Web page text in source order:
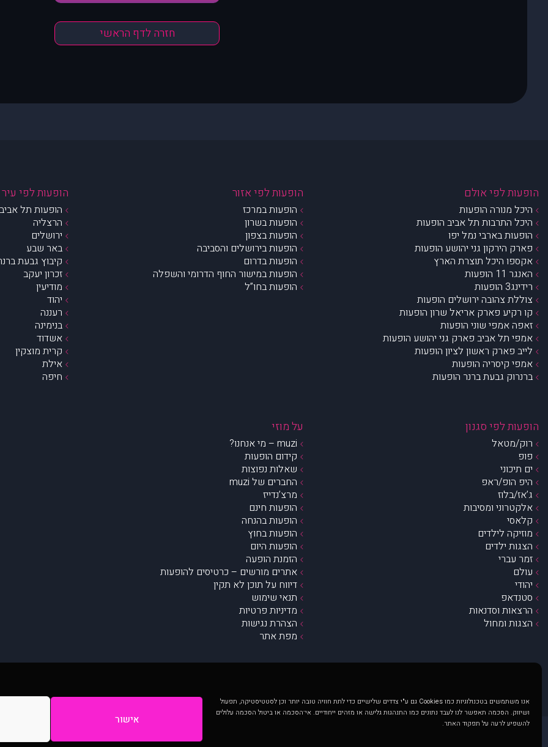
אנו משתמשים בטכנולוגיות כמו Cookies גם ע"י צדדים שלישיים כדי לתת חוויה טובה יותר וכן לסטטיסטיקה, תפעול
ושיווק. הסכמה תאפשר לנו לעבד נתונים כמו התנהגות גלישה או מזהים ייחודיים. אי־הסכמה או ביטול הסכמה עלולים
להשפיע לרעה על תפקוד האתר.
אישור
חזרה לדף הראשי
הופעות לפי אולם
היכל מנורה הופעות
היכל התרבות תל אביב הופעות
הופעות בארבי נמל יפו
פארק הירקון גני יהושע הופעות
אקספו היכל תוצרת הארץ
האנגר 11 הופעות
רידינג3 הופעות
צוללת צהובה ירושלים הופעות
קו רקיע פארק אריאל שרון הופעות
זאפה אמפי שוני הופעות
אמפי תל אביב פארק גני יהושע הופעות
לייב פארק ראשון לציון הופעות
אמפי קיסריה הופעות
ברנרוק גבעת ברנר הופעות
הופעות לפי אזור
הופעות במרכז
הופעות בשרון
הופעות בצפון
הופעות בירושלים והסביבה
הופעות בדרום
הופעות במישור החוף הדרומי והשפלה
הופעות בחו”ל
הופעות לפי עיר
הופעות תל
הרצליה
ירושלים
באר שבע
קיבוץ גבעת
זכרון יעקב
מודיעין
יהוד
רעננה
בנימינה
אשדוד
קרית מוצקין
אילת
חיפה
הופעות לפי סגנון
רוק/מטאל
פופ
ים תיכוני
היפ הופ/ראפ
ג’אז/בלוז
אלקטרוני ומסיבות
קלאסי
מוזיקה לילדים
הצגות ילדים
זמר עברי
עולם
יהודי
סטנדאפ
הרצאות וסדנאות
הצגות ומחול
על מוזי
muzi – מי אנחנו?
קידום הופעות
שאלות נפוצות
החברים של muzi
מרצ’נדייז
הופעות חינם
הופעות בהנחה
הופעות בחוץ
הופעות היום
הזמנת הופעה
אתרים מורשים – כרטיסים להופעות
דיווח על תוכן לא תקין
תנאי שימוש
מדיניות פרטיות
הצהרת נגישות
מפת אתר